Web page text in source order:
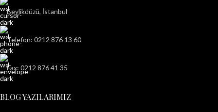
Beylikdüzü, İstanbul
Telefon: 0212 876 13 60
Fax: 0212 876 41 35
BLOG YAZILARIMIZ